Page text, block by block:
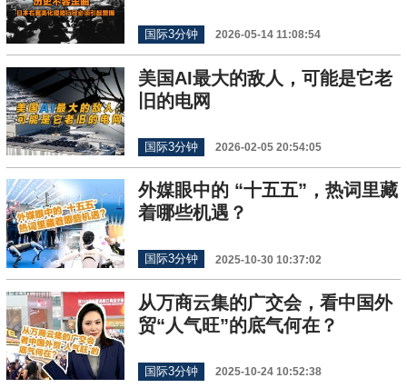
国际3分钟 2026-05-14 11:08:54
美国AI最大的敌人，可能是它老
旧的电网
国际3分钟 2026-02-05 20:54:05
外媒眼中的 “十五五”，热词里藏
着哪些机遇？
国际3分钟 2025-10-30 10:37:02
从万商云集的广交会，看中国外
贸“人气旺”的底气何在？
国际3分钟 2025-10-24 10:52:38